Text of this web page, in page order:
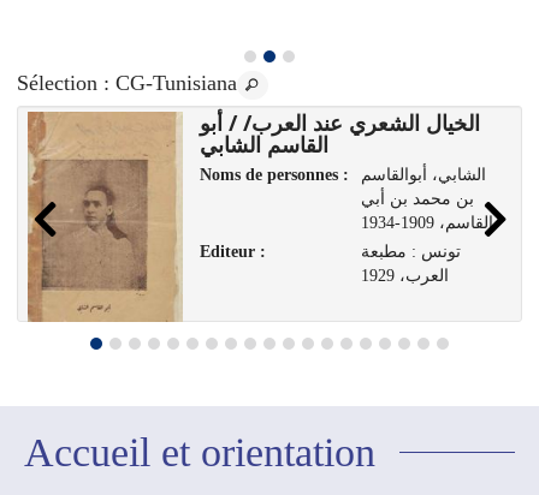
Sélection : CG-Tunisiana
الخيال الشعري عند العرب/ / أبو
القاسم الشابي
Noms de personnes :
الشابي، أبوالقاسم
بن محمد بن أبي
القاسم، 1909-1934
Editeur :
تونس : مطبعة
العرب، 1929
Accueil et orientation